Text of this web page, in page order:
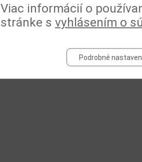
Viac informácií o
stránke s vyhlásením o
Podrobné